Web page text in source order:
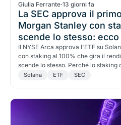
Giulia Ferrante·13 giorni fa
La SEC approva il
Morgan Stanley con
scende lo stesso:
Il NYSE Arca approva l'ETF su
con staking al 100% che gira il
scende lo stesso. Perché lo staking
aspetta.
Solana ETF SEC